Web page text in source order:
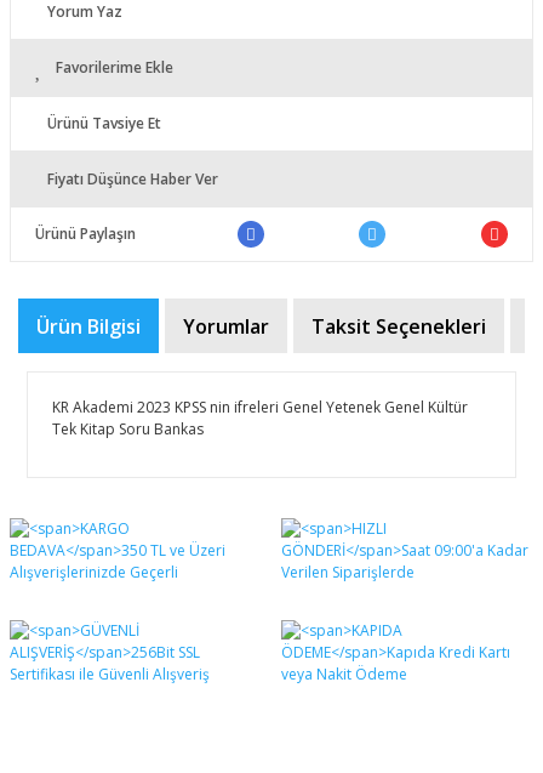
Yorum Yaz
Favorilerime Ekle
Ürünü Tavsiye Et
Fiyatı Düşünce Haber Ver
Ürünü Paylaşın
Ürün Bilgisi Yorumlar Taksit Seçenekleri
KR Akademi 2023 KPSS nin ifreleri Genel Yetenek Genel Kültür
Tek Kitap Soru Bankas
Bu ürüne ilk yorumu siz yapın!
Yorum Yaz
Bu ürünün fiyat bilgisi, resim, ürün açıklamalarında ve
diğer konularda yetersiz gördüğünüz noktaları öneri
formunu kullanarak tarafımıza iletebilirsiniz.
Görüş ve önerileriniz için teşekkür ederiz.
Ürün resmi kalitesiz, bozuk veya görüntülenemiyor.
Ürün açıklamasında eksik bilgiler bulunuyor.